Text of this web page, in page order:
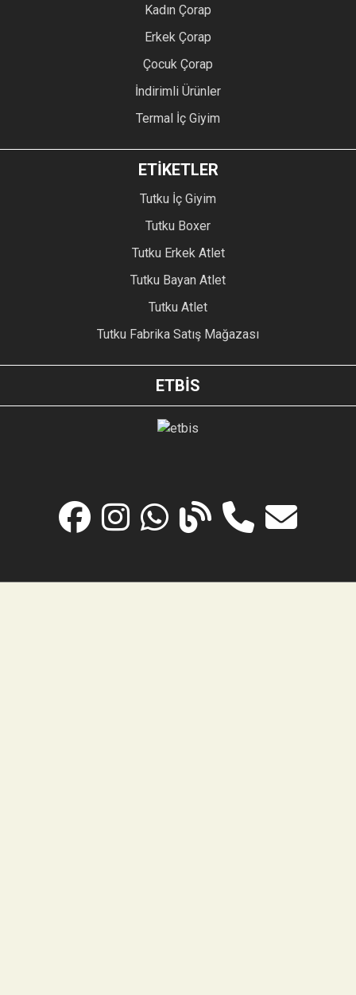
Kadın Çorap
Erkek Çorap
Çocuk Çorap
İndirimli Ürünler
Termal İç Giyim
ETİKETLER
Tutku İç Giyim
Tutku Boxer
Tutku Erkek Atlet
Tutku Bayan Atlet
Tutku Atlet
Tutku Fabrika Satış Mağazası
ETBİS